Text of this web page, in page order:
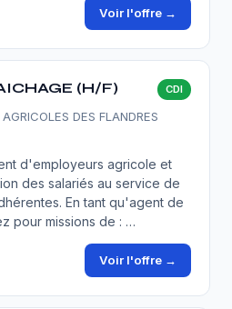
Voir l'offre →
(H/F) CDI
DES FLANDRES
d'employeurs agricole et
des salariés au service de
En tant qu'agent de
pour missions de : …
Voir l'offre →